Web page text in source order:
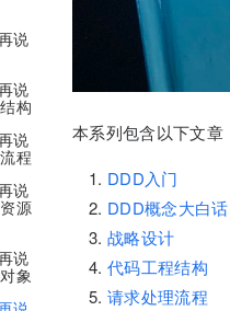
说
说
构
说
程
说
源
说
象
本系列包含以下文章
DDD入门
DDD概念大白话
战略设计
代码工程结构
请求处理流程